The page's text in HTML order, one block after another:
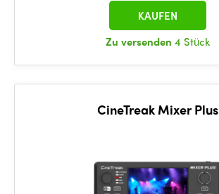
Zu versenden 4 Stück
KAUFEN
CineTreak Mixer Plus